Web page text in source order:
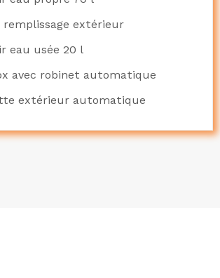
remplissage extérieur
eau usée 20 l
avec robinet automatique
extérieur automatique